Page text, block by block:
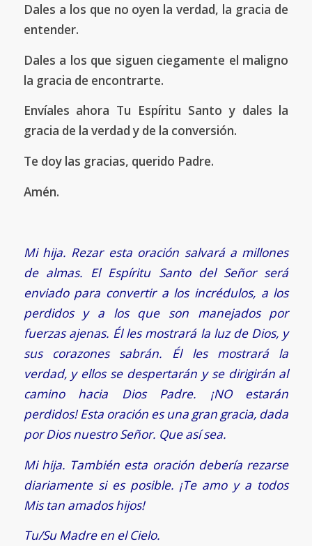
Dales a los que no oyen la verdad, la gracia de
entender.
Dales a los que siguen ciegamente el maligno
la gracia de encontrarte.
Envíales ahora Tu Espíritu Santo y dales la
gracia de la verdad y de la conversión.
Te doy las gracias, querido Padre.
Amén.
Mi hija. Rezar esta oración salvará a millones
de almas. El Espíritu Santo del Señor será
enviado para convertir a los incrédulos, a los
perdidos y a los que son manejados por
fuerzas ajenas. Él les mostrará la luz de Dios, y
sus corazones sabrán. Él les mostrará la
verdad, y ellos se despertarán y se dirigirán al
camino hacia Dios Padre. ¡NO estarán
perdidos! Esta oración es una gran gracia, dada
por Dios nuestro Señor. Que así sea.
Mi hija. También esta oración debería rezarse
diariamente si es posible. ¡Te amo y a todos
Mis tan amados hijos!
Tu/Su Madre en el Cielo.